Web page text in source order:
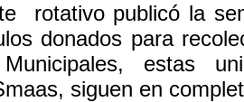
rotativo publicó la
donados para
estas
siguen en